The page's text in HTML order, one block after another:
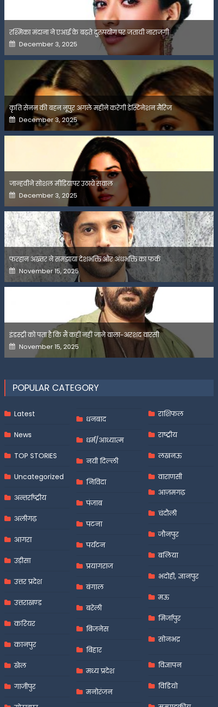
रश्मिका मंदाना ने एआई के बढ़ते दुरुपयोग पर जतायी नाराजगी
Posted
on
December 3, 2025
कृति सेनन की बहन नूपुर अगले महीने करेंगी डेस्टिनेशन मैरिज
Posted
on
December 3, 2025
जान्हवीने सोशल मीडियापर उठाये सवाल
Posted
on
December 3, 2025
फरहान अख्तर ने समझाया देशभक्ति और अंधभक्ति का फर्क
Posted
on
November 15, 2025
इंडस्ट्री को पता है कि मैं कहीं नहीं जाने वाला-अरशद वारसी
Posted
on
November 15, 2025
POPULAR CATEGORY
Latest
News
TOP STORIES
Uncategorized
अन्तर्राष्ट्रीय
अलीगढ़
आगरा
उड़ीसा
उत्तर प्रदेश
उत्तराखण्ड
करियर
कानपुर
खेल
गाजीपुर
धनबाद
धर्म/आध्यात्म
नयी दिल्ली
निविदा
पंजाब
पटना
पर्यटन
प्रयागराज
बंगाल
बरेली
बिजनेस
बिहार
मध्य प्रदेश
मनोरंजन
राशिफल
राष्ट्रीय
लखनऊ
वाराणसी
आज़मगढ़
चंदौली
जौनपुर
बलिया
भदोही, ज्ञानपुर
मऊ
मिर्जापुर
सोनभद्र
विज्ञापन
विडियो